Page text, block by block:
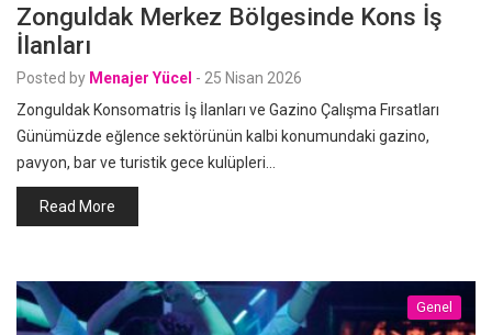
Zonguldak Merkez Bölgesinde Kons İş
İlanları
Posted by Menajer Yücel - 25 Nisan 2026
Zonguldak Konsomatris İş İlanları ve Gazino Çalışma Fırsatları
Günümüzde eğlence sektörünün kalbi konumundaki gazino,
pavyon, bar ve turistik gece kulüpleri…
Read More
Genel